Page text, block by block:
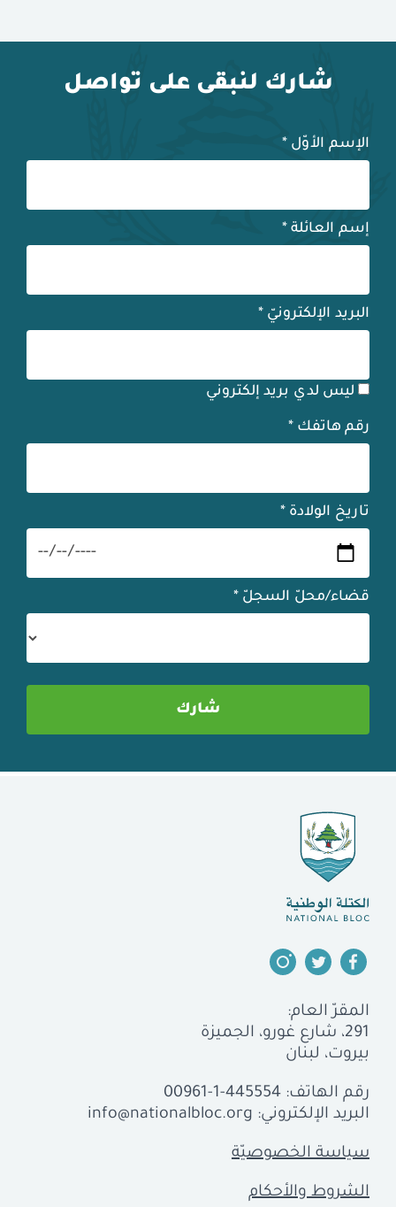
شارك لنبقى على تواصل
الإسم الأوّل *
إسم العائلة *
البريد الإلكترونيّ *
ليس لدي بريد إلكتروني
رقم هاتفك *
تاريخ الولادة *
قضاء/محلّ السجلّ *
المقرّ العام:
291، شارع غورو، الجميزة
بيروت، لبنان
رقم الهاتف: 00961-1-445554
البريد الإلكتروني: info@nationalbloc.org
سياسة الخصوصيّة
الشروط والأحكام